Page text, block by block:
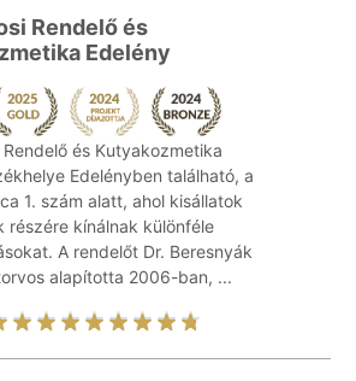
Rendelő és
Edelény
és Kutyakozmetika
Edelényben található, a
1. szám alatt, ahol kisállatok
részére kínálnak különféle
A rendelőt Dr. Beresnyák
alapította 2006-ban, ...